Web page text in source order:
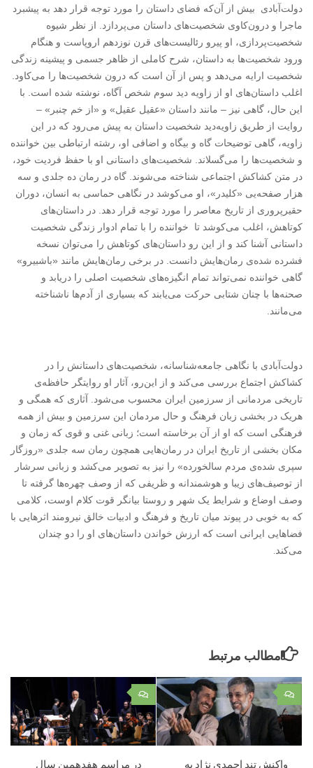
دولت‌آبادی بیش از آن‌که فضای داستان را مورد توجه قرار دهد به پیشبرد
ماجرا و درون‌کاوی شخصیت‌های داستان می‌پردازد. از نظر شیوه
شخصیت‌پردازی، او پیرو رئالیست‌های قرن نوزدهم اروپاست و هنگام
ورود شخصیت‌ها به داستان، شرح کاملی از ظاهر جسمی و پیشینه زندگی
شخصیت ارایه می‌دهد و پس از آن است که درون شخصیت‌ها را می‌کاود.
اغلب داستان‌های او از زاویه دید سوم شخص آگاه، نوشته شده است. با
این حال، گاهی نیز – مانند داستان «عقیل عقیل» و «از خم چنبر» –
روایت از طریق زاویه‌دید شخصیت داستان به پیش می‌رود که در این
زاویه، گاهی توضیحات گاه و بیگاه و اضافی او، رشته ارتباطی بین خواننده
و شخصیت‌ها را می‌گسلاند. شخصیت‌های داستانی او با حفظ فردیت خود،
در متن کشاکش اجتماعی شناخته می‌شوند. گاه در رمان ده جلدی و سه
هزار صفحه‌یی «کلیدر»، او می‌کوشد در نگاهی حماسی به انسان، دوران
حقیرپروری از تاریخ معاصر را مورد توجه قرار دهد. در داستان‌های
کوتاهش، اغلب می‌کوشد تا خواننده را با تمام ادوار زندگی شخصیت
داستانی آشنا کند و از این رو داستان‌های کوتاهش را می‌توان نسخه
فشرده شده‌ی رمان‌هایش دانست. در برخی رمان‌هایش مانند «باشبیرو»
گاهی خواننده نمی‌تواند تمام انگیزه‌های شخصیت اصلی را دریابد و
صحنه‌ها با چنان شتابی حرکت می‌یابند که بسیاری از آدم‌ها ناشناخته
می‌مانند
دولت‌آبادی با نگاهی جامعه‌شناسانه، شخصیت‌های داستانش را در
کشاکش اجتماع بررسی می‌کند و از این‌رو، آثار او روایتگر حافظه‌ی
تاریخی مردمانی از سرزمین ایران محسوب می‌شود. آثاری که همگی و
هریک در بخشی زبان فرهنگ و حال مردمان این سرزمین و بیش از همه
فرهنگی است که او از آن برخاسته است؛ زبانی غنی و قوی که زمان و
مکان بخشی از تاریخ ایران در رمان‌هایی همچون رمان سه جلدی «روزگار
سپری شده‌ی مردم سالخورده» را نیز به تصویر می‌کشد و زبانی سرشار
از توصیف‌های زیبا و هوشمندانه و ظریفی که از وصف چهره‌ها گرفته تا
وصف اوضاع و شرایط یک شهر و روستا بیانگر قوت کلام اوست، کلامی
که به خوبی در پیوند میان تاریخ و فرهنگ و ادبیات خالق نیرومند اثرهایی با
فضاهایی ایرانی است که ارزش خواندن داستان‌های او را دو چندان
می‌کند.
مطالب مرتبط
۰
در مراسم هفدهمین سال
۰
واکنش تند احمدی نژاد به